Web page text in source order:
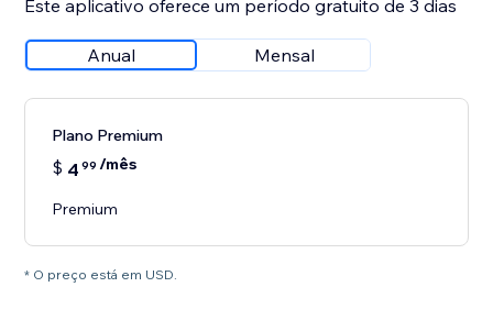
Este aplicativo oferece um período gratuito de 3 dias
Anual Mensal
Plano Premium
$ 4 99 /mês
Premium
* O preço está em USD.